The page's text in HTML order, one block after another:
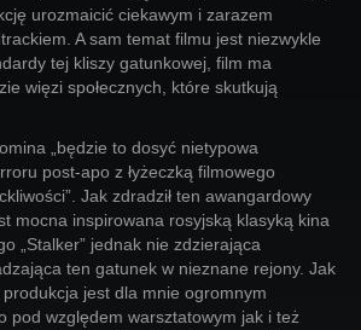
urozmaicić ciekawym i zarazem
A sam temat filmu jest niezwykle
tej kliszy gatunkowej, film ma
więzi społecznych, które skutkują
„będzie to dosyć nietypowa
post-apo z łyżeczką filmowego
Jak zdradził ten awangardowy
mocna inspirowana rosyjską klasyką kina
„Stalker” jednak nie zdzierająca
ten gatunek w nieznane rejony. Jak
produkcja jest dla mnie ogromnym
pod względem warsztatowym jak i też